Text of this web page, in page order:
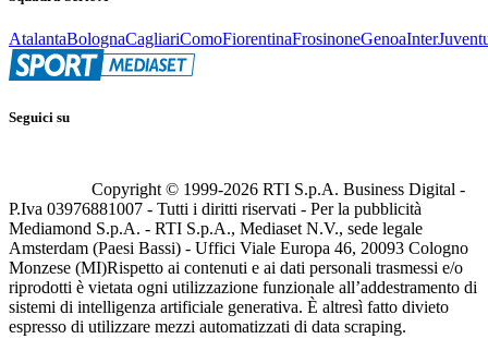
AtalantaBolognaCagliariComoFiorentinaFrosinoneGenoaInter
Seguici su
Copyright © 1999-2026 RTI S.p.A. Business Digital -
P.Iva 03976881007 - Tutti i diritti riservati - Per la pubblicità
Mediamond S.p.A. - RTI S.p.A., Mediaset N.V., sede legale
Amsterdam (Paesi Bassi) - Uffici Viale Europa 46, 20093 Cologno
Monzese (MI)Rispetto ai contenuti e ai dati personali trasmessi e/o
riprodotti è vietata ogni utilizzazione funzionale all’addestramento di
sistemi di intelligenza artificiale generativa. È altresì fatto divieto
espresso di utilizzare mezzi automatizzati di data scraping.